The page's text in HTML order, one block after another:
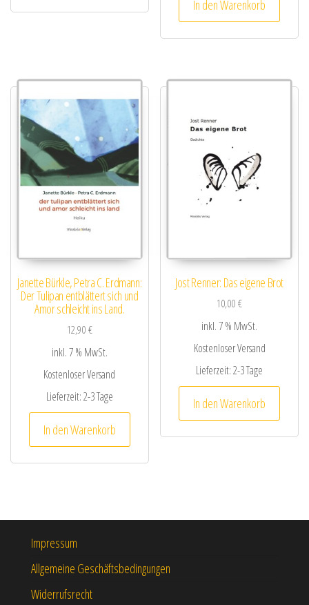
In den Warenkorb
Janette Bürkle, Petra C. Erdmann:
Der Tulipan entblättert sich und
Amor schleicht ins Land.
12,90€
inkl. 7 % MwSt.
Kostenloser Versand
Lieferzeit:2-3 Tage
In den Warenkorb
Jost Renner: Das eigene Brot
10,00€
inkl. 7 % MwSt.
Kostenloser Versand
Lieferzeit:2-3 Tage
In den Warenkorb
Impressum
Allgemeine Geschäftsbedingungen
Widerrufsrecht